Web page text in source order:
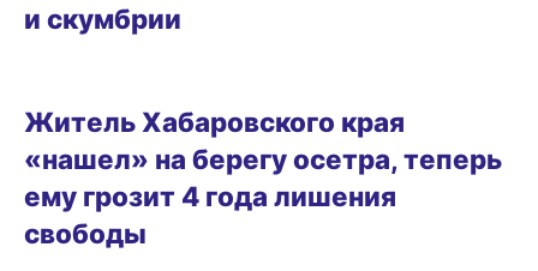
и скумбрии
Житель Хабаровского края
«нашел» на берегу осетра, теперь
ему грозит 4 года лишения
свободы